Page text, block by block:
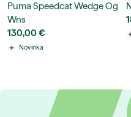
Puma Speedcat Wedge Og
Wns
130,00 €
Novinka